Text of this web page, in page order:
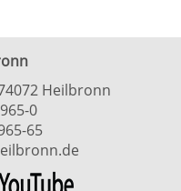
Heilbronn
0
65